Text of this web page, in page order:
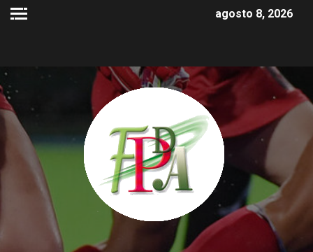
agosto 8, 2026